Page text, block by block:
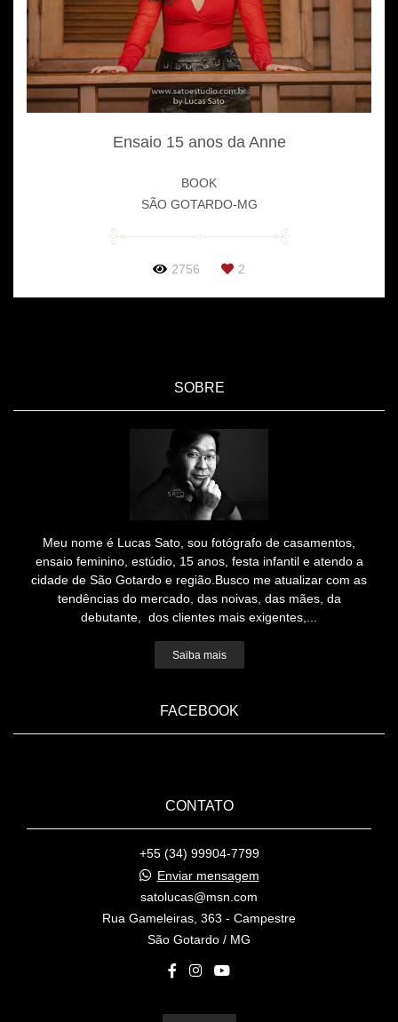
Ensaio 15 anos da Anne
BOOK
SÃO GOTARDO-MG
2756 2
SOBRE
Meu nome é Lucas Sato, sou fotógrafo de casamentos,
ensaio feminino, estúdio, 15 anos, festa infantil e atendo a
cidade de São Gotardo e região.Busco me atualizar com as
tendências do mercado, das noivas, das mães, da
debutante, dos clientes mais exigentes,...
Saiba mais
FACEBOOK
CONTATO
+55 (34) 99904-7799
Enviar mensagem
satolucas@msn.com
Rua Gameleiras, 363 - Campestre
São Gotardo / MG